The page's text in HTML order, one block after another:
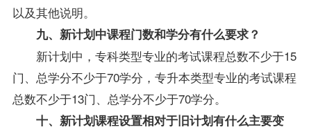
以及其他说明。
九、新计划中课程门数和学分有什么要求？
新计划中，专科类型专业的考试课程总数不少于15
门、总学分不少于70学分，专升本类型专业的考试课程
总数不少于13门、总学分不少于70学分。
十、新计划课程设置相对于旧计划有什么主要变